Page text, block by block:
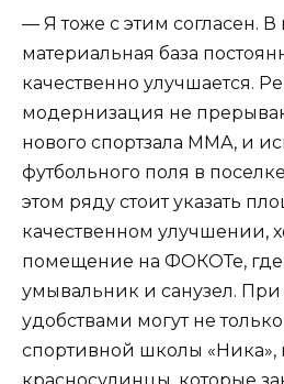
— Я тоже с этим согласен.
материальная база
качественно улучшается.
модернизация не
нового спортзала ММА, и
футбольного поля в
этом ряду стоит указать
качественном улучшении,
помещение на ФОКОТе, где
умывальник и санузел. При
удобствами могут не
спортивной школы